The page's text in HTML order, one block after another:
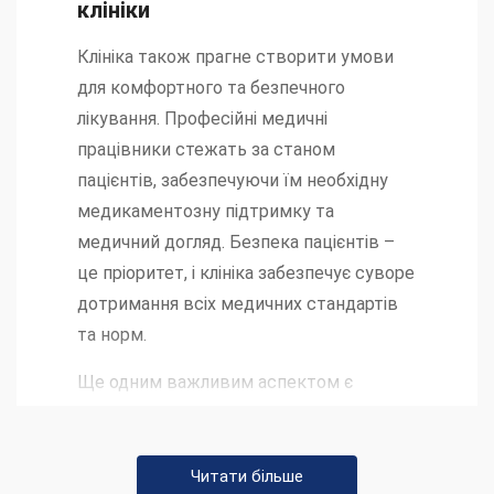
клініки
Клініка також прагне створити умови
для комфортного та безпечного
лікування. Професійні медичні
працівники стежать за станом
пацієнтів, забезпечуючи їм необхідну
медикаментозну підтримку та
медичний догляд. Безпека пацієнтів –
це пріоритет, і клініка забезпечує суворе
дотримання всіх медичних стандартів
та норм.
Ще одним важливим аспектом є
Міжнародна Антинаркотична
Читати більше